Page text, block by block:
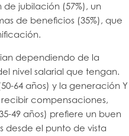
jubilación (57%), un
de beneficios (35%), que
dependiendo de la
nivel salarial que tengan.
64 años) y la generación Y
recibir compensaciones,
49 años) prefiere un buen
desde el punto de vista